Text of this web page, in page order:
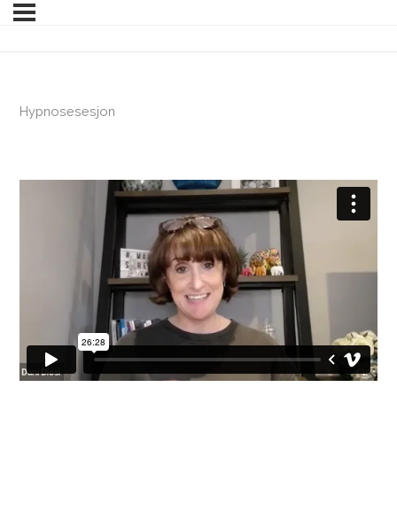
Hypnosesesjon